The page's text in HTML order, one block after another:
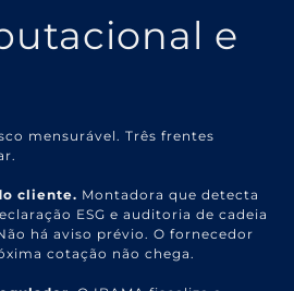
e
mensurável. Três frentes
cliente. Montadora que detecta
ESG e auditoria de cadeia
há aviso prévio. O fornecedor
cotação não chega.